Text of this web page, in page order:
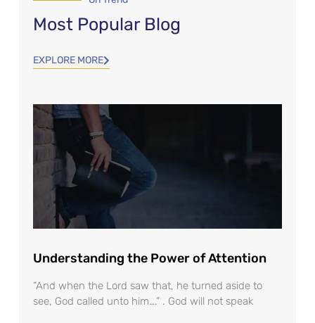
Most Popular Blog
EXPLORE MORE
Understanding the Power of Attention
“And when the Lord saw that, he turned aside to
see, God called unto him….” . God will not speak